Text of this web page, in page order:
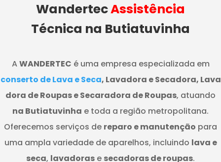
WandertecAssistência
Técnica na Butiatuvinha
AWANDERTEC é uma empresa especializada em
conserto de Lava e Seca, Lavadora e Secadora, Lava
dora de Roupas e Secaradora de Roupas, atuando
na Butiatuvinha e toda a região metropolitana.
Oferecemos serviços de reparo e manutenção para
uma ampla variedade de aparelhos, incluindo lava e
seca, lavadoras e secadoras de roupas.